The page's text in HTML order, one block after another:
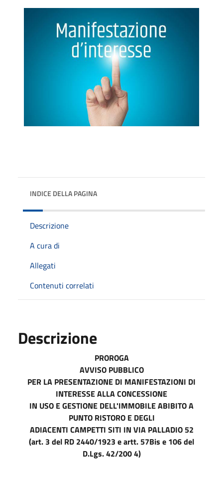
INDICE DELLA PAGINA
Descrizione
A cura di
Allegati
Contenuti correlati
Descrizione
PROROGA
AVVISO PUBBLICO
PER LA PRESENTAZIONE DI MANIFESTAZIONI DI
INTERESSE ALLA CONCESSIONE
IN USO E GESTIONE DELL'IMMOBILE ABIBITO A
PUNTO RISTORO E DEGLI
ADIACENTI CAMPETTI SITI IN VIA PALLADIO 52
(art. 3 del RD 2440/1923 e artt. 57Bis e 106 del
D.Lgs. 42/200 4)